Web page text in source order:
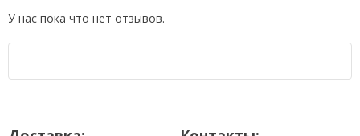
У нас пока что нет отзывов.